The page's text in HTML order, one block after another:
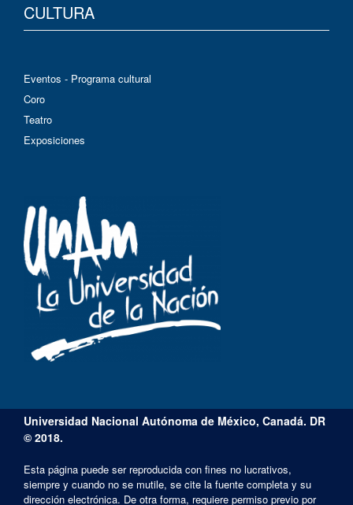
CULTURA
Eventos - Programa cultural
Coro
Teatro
Exposiciones
Universidad Nacional Autónoma de México, Canadá. DR
© 2018.
Esta página puede ser reproducida con fines no lucrativos,
siempre y cuando no se mutile, se cite la fuente completa y su
dirección electrónica. De otra forma, requiere permiso previo por